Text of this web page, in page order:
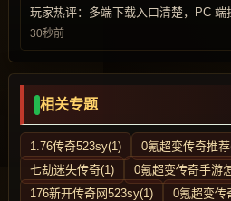
玩家热评：多端下载入口清楚，PC 端
30秒前
相关专题
1.76传奇523sy(1) 0氪超变传奇推
七劫迷失传奇(1)
0氪超变传奇手游
176新开传奇网523sy(1)
0氪超变传